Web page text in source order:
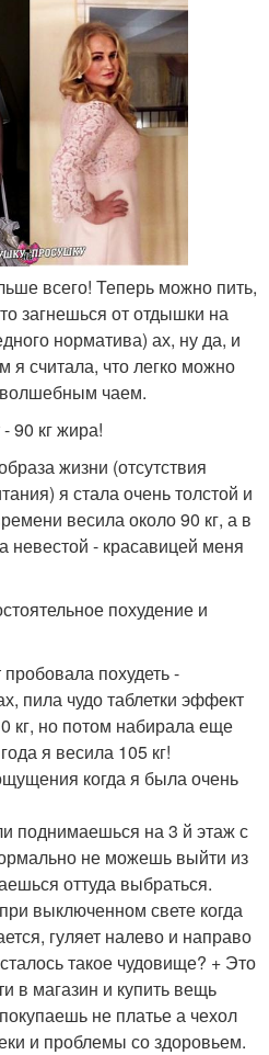
всего! Теперь можно пить,
загнешься от отдышки на
норматива) ах, ну да, и
считала, что легко можно
волшебным чаем.
90 кг жира!
жизни (отсутствия
я стала очень толстой и
весила около 90 кг, а в
- красавицей меня
похудение и
похудеть -
пила чудо таблетки эффект
кг, но потом набирала еще
я весила 105 кг!
когда я была очень
поднимаешься на 3 й этаж с
не можешь выйти из
оттуда выбраться.
выключенном свете когда
гуляет налево и направо
такое чудовище? + Это
в магазин и купить вещь
не платье а чехол
и проблемы со здоровьем.